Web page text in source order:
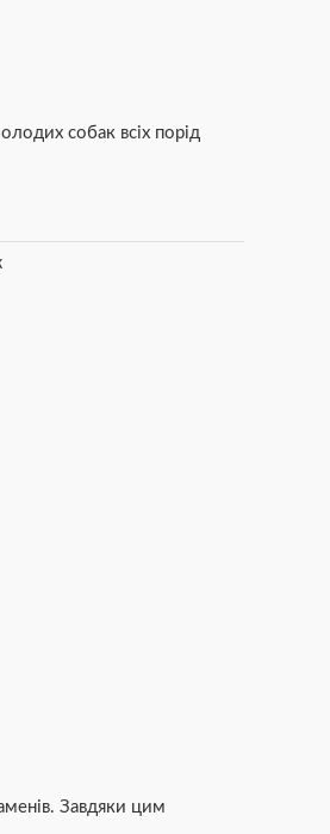
собак всіх порід
Завдяки цим